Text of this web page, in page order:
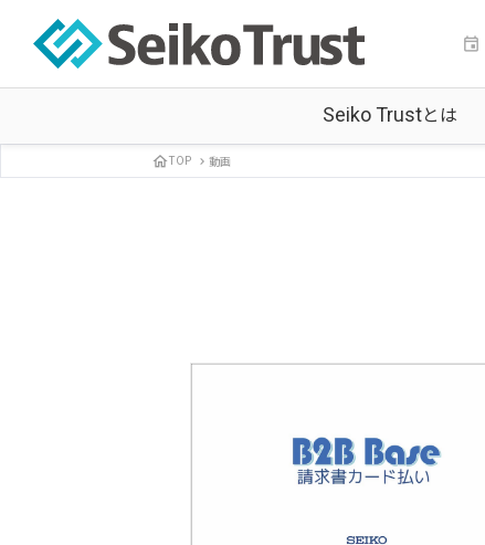
event
Seiko Trustとは
homeTOP chevron_right 動画